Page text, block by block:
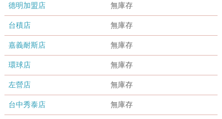
德明加盟店 無庫存
台積店 無庫存
嘉義耐斯店 無庫存
環球店 無庫存
左營店 無庫存
台中秀泰店 無庫存